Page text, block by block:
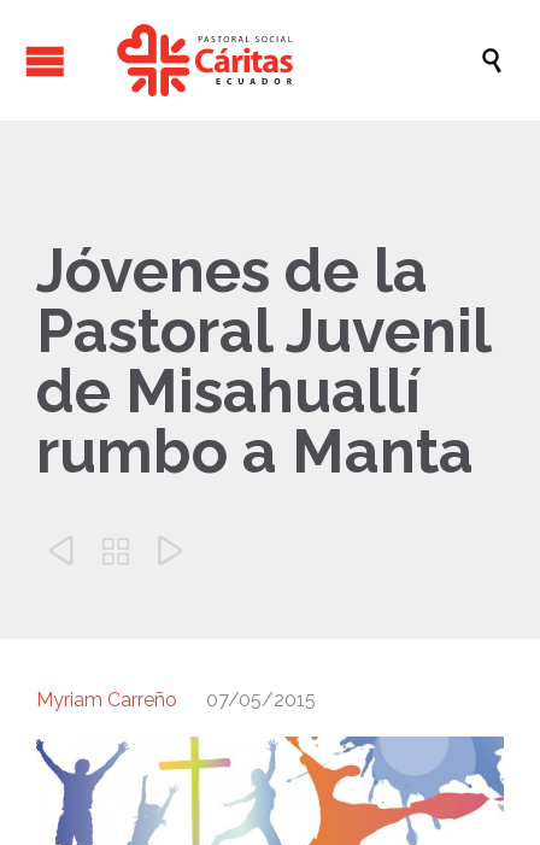

Jóvenes de la
Pastoral Juvenil
de Misahuallí
rumbo a Manta
  
Myriam Carreño 07/05/2015